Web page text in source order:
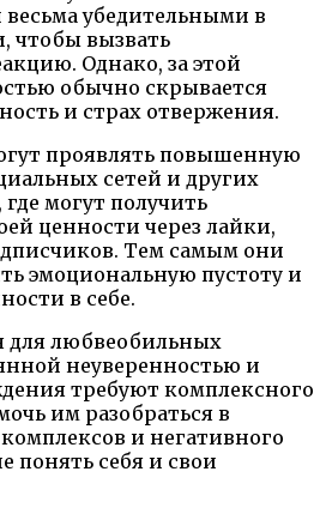
убедительными в
чтобы вызвать
Однако, за этой
обычно скрывается
и страх отвержения.
проявлять повышенную
сетей и других
могут получить
ценности через лайки,
Тем самым они
эмоциональную пустоту и
в себе.
для любвеобильных
неуверенностью и
требуют комплексного
им разобраться в
и негативного
понять себя и свои